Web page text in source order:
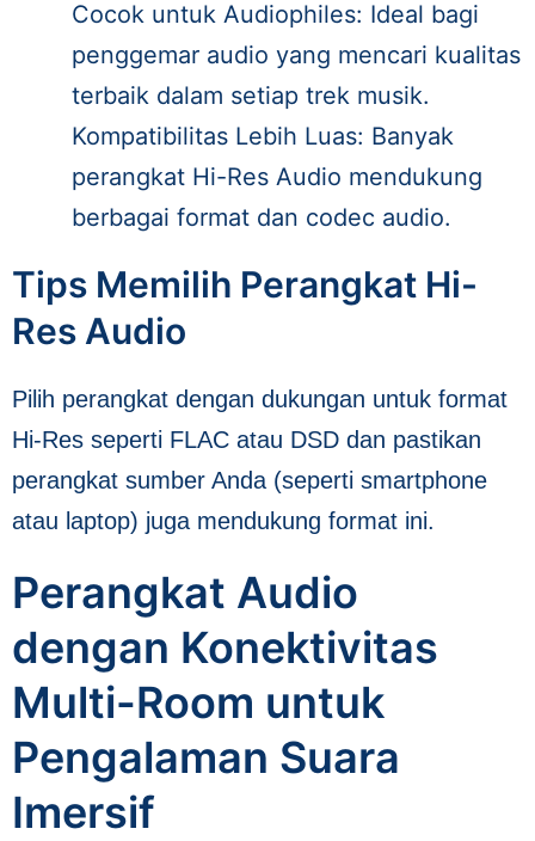
Cocok untuk Audiophiles: Ideal bagi
penggemar audio yang mencari kualitas
terbaik dalam setiap trek musik.
Kompatibilitas Lebih Luas: Banyak
perangkat Hi-Res Audio mendukung
berbagai format dan codec audio.
Tips Memilih Perangkat Hi-
Res Audio
Pilih perangkat dengan dukungan untuk format
Hi-Res seperti FLAC atau DSD dan pastikan
perangkat sumber Anda (seperti smartphone
atau laptop) juga mendukung format ini.
Perangkat Audio
dengan Konektivitas
Multi-Room untuk
Pengalaman Suara
Imersif